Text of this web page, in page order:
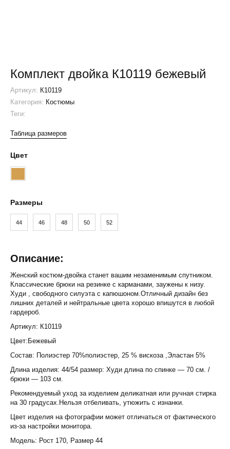
Комплект двойка К10119 бежевый
Артикул: К10119
Категория: Костюмы
Теги:
Таблица размеров
Цвет
Т.
Размеры
44 46 48 50 52
Описание:
Женский костюм-двойка станет вашим незаменимым спутником.
Классические брюки на резинке с карманами, заужены к низу.
Худи , свободного силуэта с капюшоном.Отличный дизайн без
лишних деталей и нейтральные цвета хорошо впишутся в любой
гардероб.
Артикул: К10119
Цвет:Бежевый
Состав: Полиэстер 70%полиэстер, 25 % вискоза ,Эластан 5%
Длина изделия: 44/54 размер: Худи длина по спинке — 70 см. /
брюки — 103 см.
Рекомендуемый уход за изделием деликатная или ручная стирка
на 30 градусах.Нельзя отбеливать, утюжить с изнанки.
Цвет изделия на фотографии может отличаться от фактического
из-за настройки монитора.
Модель: Рост 170, Размер 44